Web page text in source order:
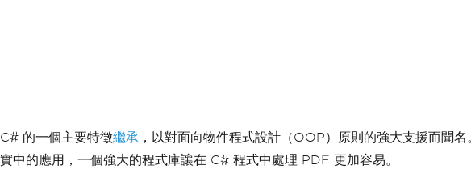
C# 的一個主要特徵繼承 ，以對面向物件程式設計（OOP）原則的強大支援而聞
實中的應用，一個強大的程式庫讓在 C# 程式中處理 PDF 更加容易。